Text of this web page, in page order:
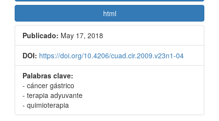
html
Publicado: May 17, 2018
DOI: https://doi.org/10.4206/cuad.cir.2009.v23n1-04
Palabras clave:
- cáncer gástrico
- terapia adyuvante
- quimioterapia